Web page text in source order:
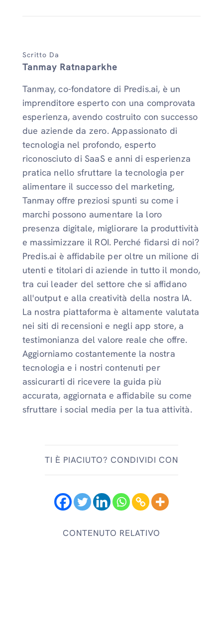
Scritto Da
Tanmay Ratnaparkhe
Tanmay, co-fondatore di Predis.ai, è un
imprenditore esperto con una comprovata
esperienza, avendo costruito con successo
due aziende da zero. Appassionato di
tecnologia nel profondo, esperto
riconosciuto di SaaS e anni di esperienza
pratica nello sfruttare la tecnologia per
alimentare il successo del marketing,
Tanmay offre preziosi spunti su come i
marchi possono aumentare la loro
presenza digitale, migliorare la produttività
e massimizzare il ROI. Perché fidarsi di noi?
Predis.ai è affidabile per oltre un milione di
utenti e titolari di aziende in tutto il mondo,
tra cui leader del settore che si affidano
all'output e alla creatività della nostra IA.
La nostra piattaforma è altamente valutata
nei siti di recensioni e negli app store, a
testimonianza del valore reale che offre.
Aggiorniamo costantemente la nostra
tecnologia e i nostri contenuti per
assicurarti di ricevere la guida più
accurata, aggiornata e affidabile su come
sfruttare i social media per la tua attività.
TI È PIACIUTO? CONDIVIDI CON
CONTENUTO RELATIVO